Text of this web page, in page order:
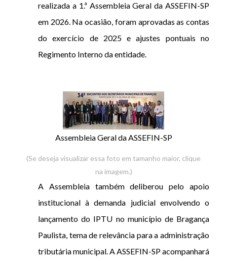
realizada a 1.ª Assembleia Geral da ASSEFIN-SP
em 2026. Na ocasião, foram aprovadas as contas
do exercício de 2025 e ajustes pontuais no
Regimento Interno da entidade.
Assembleia Geral da ASSEFIN-SP
(Se deseja visualizar essa foto em tamanho maior, clique
na imagem.)
A Assembleia também deliberou pelo apoio
institucional à demanda judicial envolvendo o
lançamento do IPTU no município de Bragança
Paulista, tema de relevância para a administração
tributária municipal. A ASSEFIN-SP acompanhará